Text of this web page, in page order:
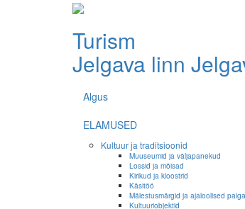
Turism
Jelgava linn
Algus
ELAMUSED
Kultuur ja traditsioonid
Muuseumid ja väljapanekud
Lossid ja mõisad
Kirikud ja kloostrid
Käsitöö
Mälestusmärgid ja ajaloolised
Kultuuriobjektid